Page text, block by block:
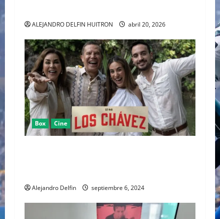
ALEJANDRO DELFIN HUITRON abril 20, 2026
Box Cine
Alejandro Delfin septiembre 6, 2024